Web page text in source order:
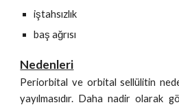
iştahsızlık
baş ağrısı
Nedenleri
Periorbital ve orbital sellülitin
yayılmasıdır. Daha nadir olarak